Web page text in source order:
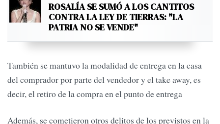
ROSALÍA SE SUMÓ A LOS CANTITOS
CONTRA LA LEY DE TIERRAS: "LA
PATRIA NO SE VENDE"
También se mantuvo la modalidad de entrega en la casa
del comprador por parte del vendedor y el take away, es
decir, el retiro de la compra en el punto de entrega
Además, se cometieron otros delitos de los previstos en la